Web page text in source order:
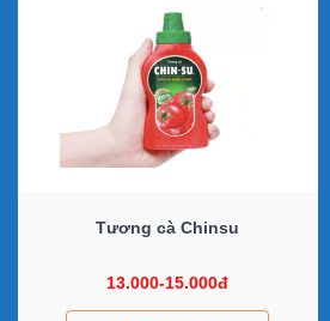
Tương cà Chinsu
13.000-15.000đ